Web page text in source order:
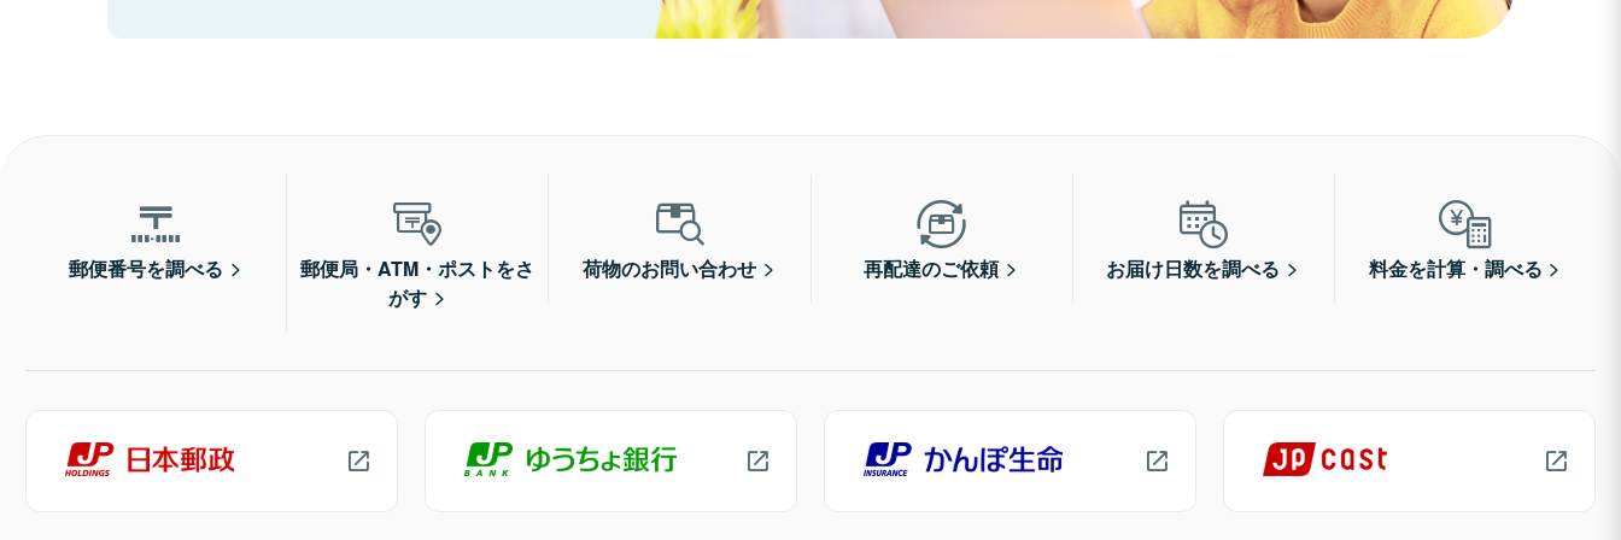
郵便番号を調べる
郵便局・ATM・ポストをさ
がす
荷物のお問い合わせ 再配達のご依頼 お届け日数を調べる 料金を計算・調べる